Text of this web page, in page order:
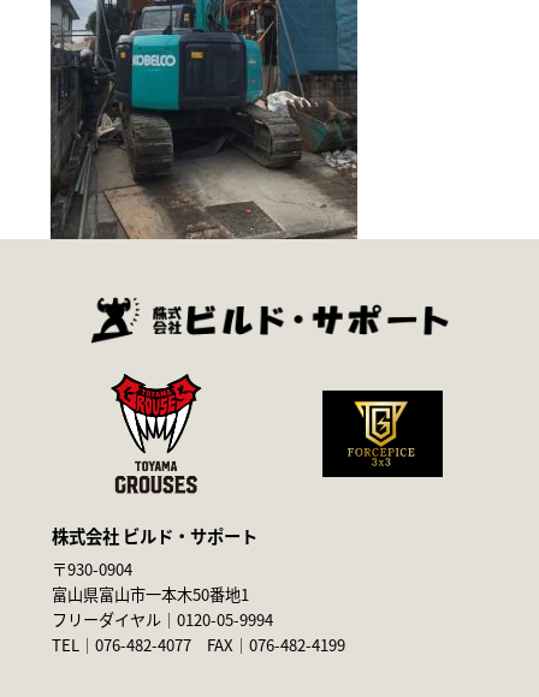
株式会社 ビルド・サポート
〒930-0904
富山県富山市一本木50番地1
フリーダイヤル｜0120-05-9994
TEL｜076-482-4077 FAX｜076-482-4199